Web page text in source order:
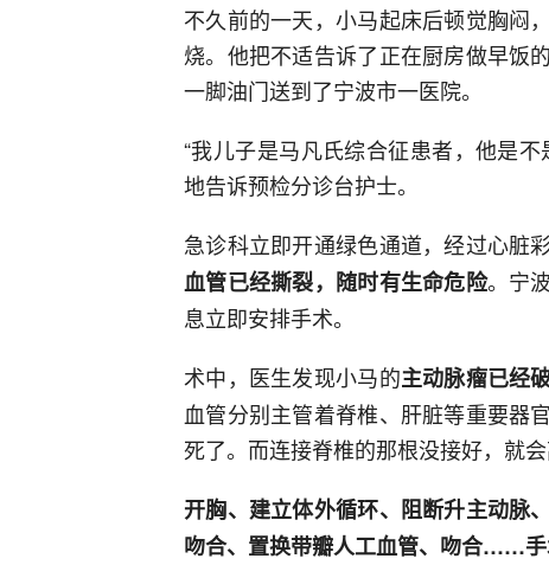
不久前的一天，小马起床后顿觉胸闷
烧。他把不适告诉了正在厨房做早饭
一脚油门送到了宁波市一医院。
“我儿子是马凡氏综合征患者，他是
地告诉预检分诊台护士。
急诊科立即开通绿色通道，经过心脏
血管已经撕裂，随时有生命危险。宁
息立即安排手术。
术中，医生发现小马的主动脉瘤已经
血管分别主管着脊椎、肝脏等重要器
死了。而连接脊椎的那根没接好，就会
开胸、建立体外循环、阻断升主动脉
吻合、置换带瓣人工血管、吻合……